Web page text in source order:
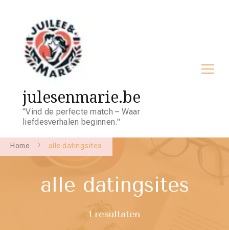
julesenmarie.be
"Vind de perfecte match – Waar
liefdesverhalen beginnen."
Home alle datingsites
alle datingsites
1 resultaten